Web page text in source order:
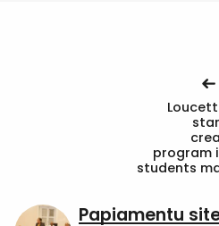
program
students
Papiamentu